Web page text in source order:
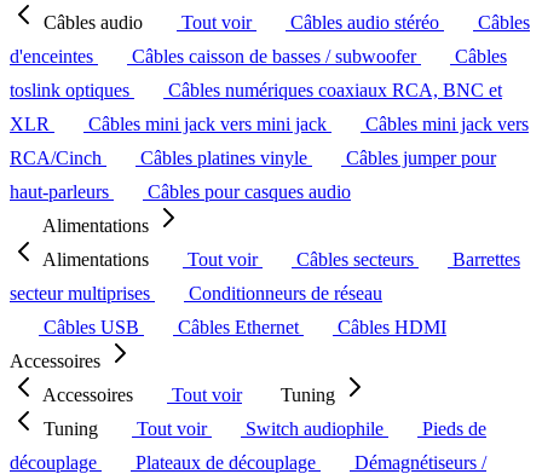
Câbles audio
Tout voir Câbles audio stéréo
Câbles
d'enceintes
Câbles caisson de basses / subwoofer
Câbles
toslink optiques
Câbles numériques coaxiaux RCA, BNC et
XLR
Câbles mini jack vers mini jack
Câbles mini jack vers
RCA/Cinch
Câbles platines vinyle
Câbles jumper pour
haut-parleurs
Câbles pour casques audio
Alimentations
Alimentations
Tout voir Câbles secteurs
Barrettes
secteur multiprises
Conditionneurs de réseau
Câbles USB
Câbles Ethernet
Câbles HDMI
Accessoires
Accessoires
Tout voir
Tuning
Tuning
Tout voir Switch audiophile
Pieds de
découplage
Plateaux de découplage
Démagnétiseurs /